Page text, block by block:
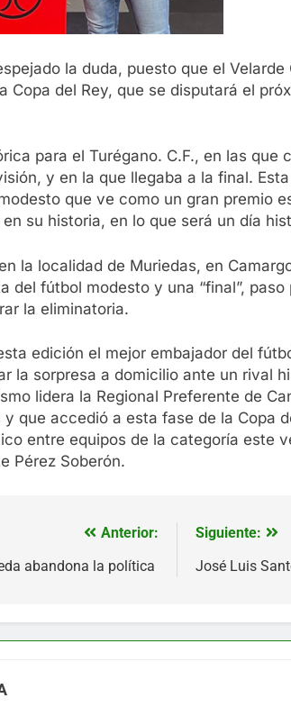
la duda, puesto que el
Copa del Rey, que se disputará el
para el Turégano. C.F., en las que
y en la que llegaba a la final.
que ve como un gran premio
su historia, en lo que será un día
la localidad de Muriedas, en
del fútbol modesto y una “final”,
la eliminatoria.
edición el mejor embajador del
la sorpresa a domicilio ante un rival
lidera la Regional Preferente de
que accedió a esta fase de la Copa
entre equipos de la categoría este
Pérez Soberón.
Anterior:
abandona la política
Siguiente:
José Luis